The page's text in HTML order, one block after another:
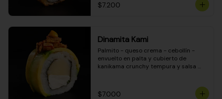
$7.200
Dinamita Kami
Palmito - queso crema - cebollín -
envuelto en palta y cubierto de
kanikama crunchy tempura y salsa
$7.000